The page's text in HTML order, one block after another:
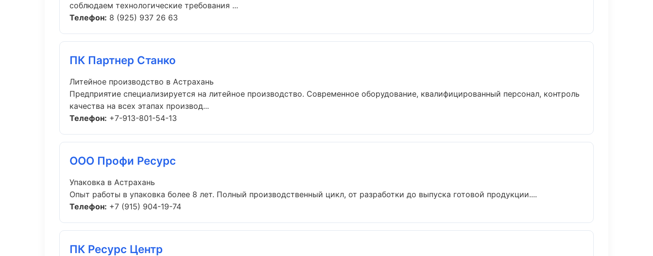
соблюдаем технологические требования ...
Телефон: 8 (925) 937 26 63
ПК Партнер Станко
Литейное производство в Астрахань
Предприятие специализируется на литейное производство. Современное оборудование, квалифицированный персонал, контроль
качества на всех этапах производ...
Телефон: +7-913-801-54-13
ООО Профи Ресурс
Упаковка в Астрахань
Опыт работы в упаковка более 8 лет. Полный производственный цикл, от разработки до выпуска готовой продукции....
Телефон: +7 (915) 904-19-74
ПК Ресурс Центр